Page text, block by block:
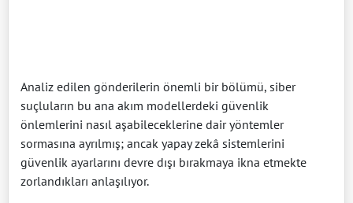
Analiz edilen gönderilerin önemli bir bölümü, siber
suçluların bu ana akım modellerdeki güvenlik
önlemlerini nasıl aşabileceklerine dair yöntemler
sormasına ayrılmış; ancak yapay zekâ sistemlerini
güvenlik ayarlarını devre dışı bırakmaya ikna etmekte
zorlandıkları anlaşılıyor.